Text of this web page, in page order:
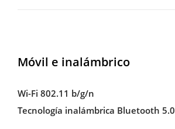
Móvil e inalámbrico
Wi-Fi 802.11 b/g/n
Tecnología inalámbrica Bluetooth 5.0